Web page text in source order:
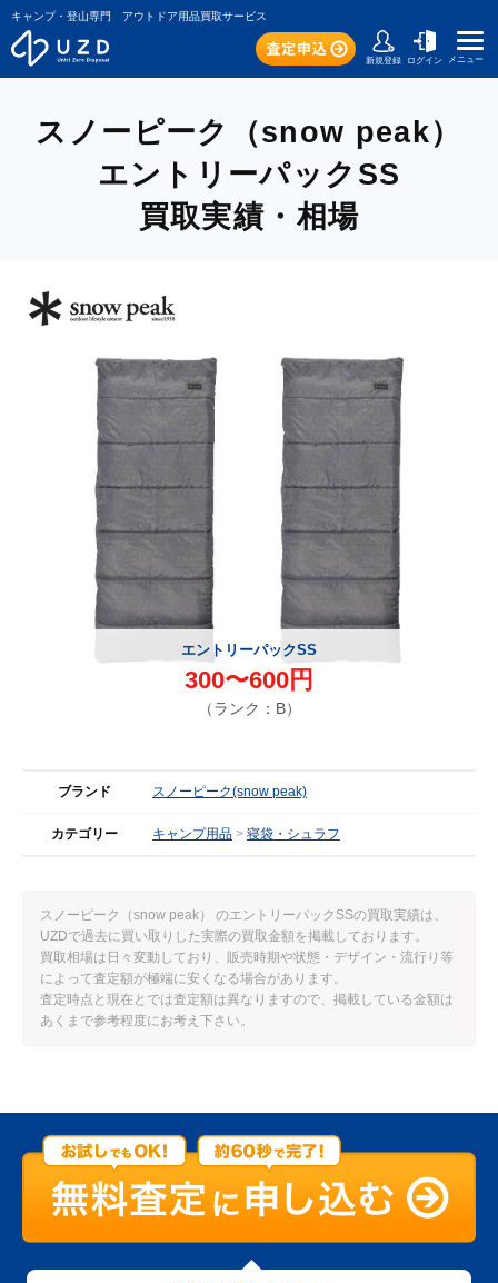
キャンプ・登山専門 アウトドア用品買取サービス
新規登録 ログイン メニュー
スノーピーク（snow peak）
エントリーパックSS
買取実績・相場
エントリーパックSS
300〜600円
（ランク：B）
ブランド スノーピーク(snow peak)
カテゴリー キャンプ用品 寝袋・シュラフ
スノーピーク（snow peak） のエントリーパックSSの買取実績は、
UZDで過去に買い取りした実際の買取金額を掲載しております。
買取相場は日々変動しており、販売時期や状態・デザイン・流行り等
によって査定額が極端に安くなる場合があります。
査定時点と現在とでは査定額は異なりますので、掲載している金額は
あくまで参考程度にお考え下さい。